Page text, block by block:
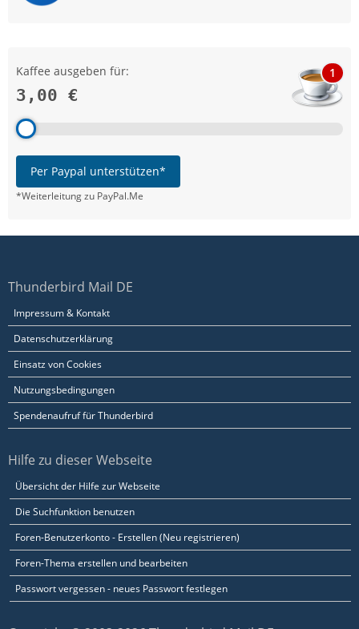
Kaffee ausgeben für:
3,00 €
1
Per Paypal unterstützen*
*Weiterleitung zu PayPal.Me
Thunderbird Mail DE
Impressum & Kontakt
Datenschutzerklärung
Einsatz von Cookies
Nutzungsbedingungen
Spendenaufruf für Thunderbird
Hilfe zu dieser Webseite
Übersicht der Hilfe zur Webseite
Die Suchfunktion benutzen
Foren-Benutzerkonto - Erstellen (Neu registrieren)
Foren-Thema erstellen und bearbeiten
Passwort vergessen - neues Passwort festlegen